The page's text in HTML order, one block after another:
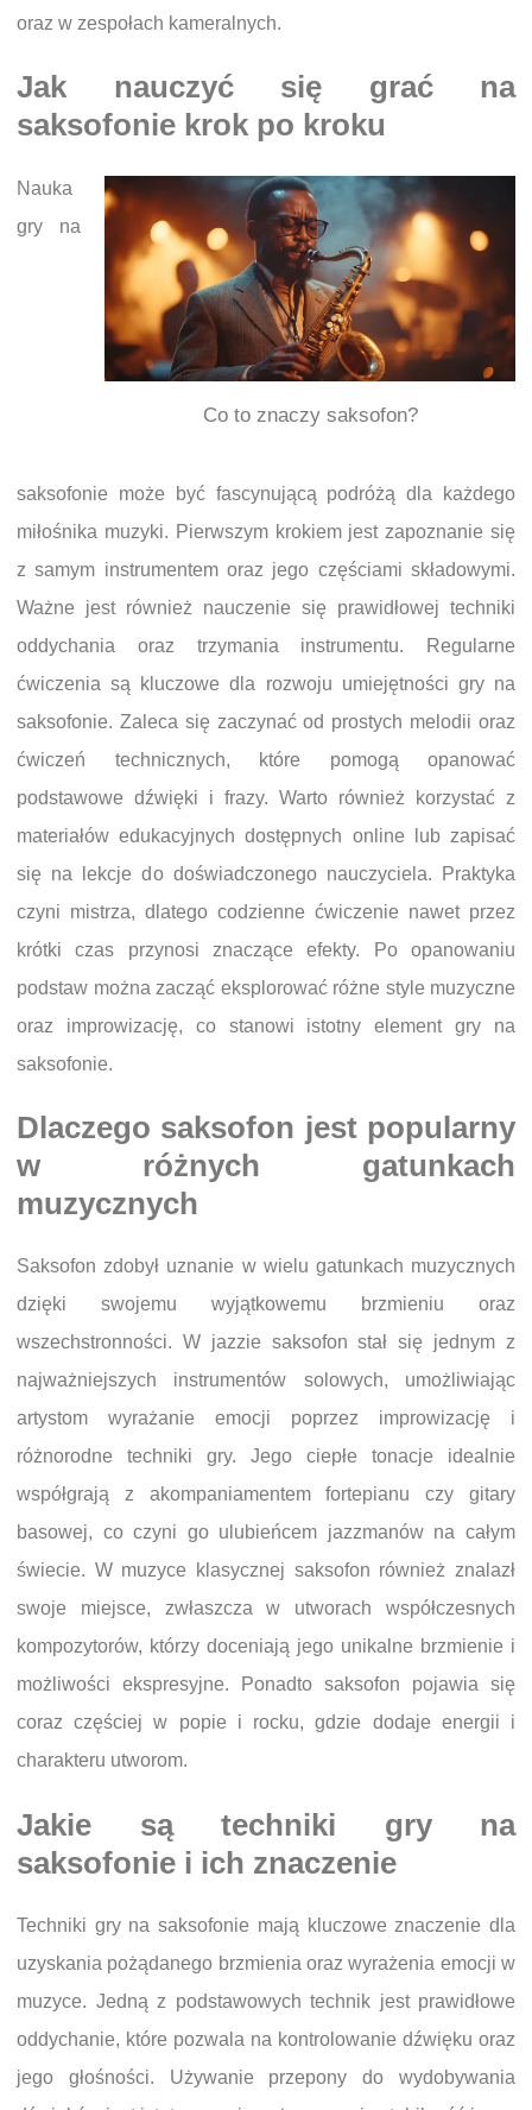
oraz w zespołach kameralnych.
Jak nauczyć się grać na
saksofonie krok po kroku
Co to znaczy saksofon?
Nauka
gry na
saksofonie może być fascynującą podróżą dla każdego
miłośnika muzyki. Pierwszym krokiem jest zapoznanie się
z samym instrumentem oraz jego częściami składowymi.
Ważne jest również nauczenie się prawidłowej techniki
oddychania oraz trzymania instrumentu. Regularne
ćwiczenia są kluczowe dla rozwoju umiejętności gry na
saksofonie. Zaleca się zaczynać od prostych melodii oraz
ćwiczeń technicznych, które pomogą opanować
podstawowe dźwięki i frazy. Warto również korzystać z
materiałów edukacyjnych dostępnych online lub zapisać
się na lekcje do doświadczonego nauczyciela. Praktyka
czyni mistrza, dlatego codzienne ćwiczenie nawet przez
krótki czas przynosi znaczące efekty. Po opanowaniu
podstaw można zacząć eksplorować różne style muzyczne
oraz improwizację, co stanowi istotny element gry na
saksofonie.
Dlaczego saksofon jest popularny
w różnych gatunkach
muzycznych
Saksofon zdobył uznanie w wielu gatunkach muzycznych
dzięki swojemu wyjątkowemu brzmieniu oraz
wszechstronności. W jazzie saksofon stał się jednym z
najważniejszych instrumentów solowych, umożliwiając
artystom wyrażanie emocji poprzez improwizację i
różnorodne techniki gry. Jego ciepłe tonacje idealnie
współgrają z akompaniamentem fortepianu czy gitary
basowej, co czyni go ulubieńcem jazzmanów na całym
świecie. W muzyce klasycznej saksofon również znalazł
swoje miejsce, zwłaszcza w utworach współczesnych
kompozytorów, którzy doceniają jego unikalne brzmienie i
możliwości ekspresyjne. Ponadto saksofon pojawia się
coraz częściej w popie i rocku, gdzie dodaje energii i
charakteru utworom.
Jakie są techniki gry na
saksofonie i ich znaczenie
Techniki gry na saksofonie mają kluczowe znaczenie dla
uzyskania pożądanego brzmienia oraz wyrażenia emocji w
muzyce. Jedną z podstawowych technik jest prawidłowe
oddychanie, które pozwala na kontrolowanie dźwięku oraz
jego głośności. Używanie przepony do wydobywania